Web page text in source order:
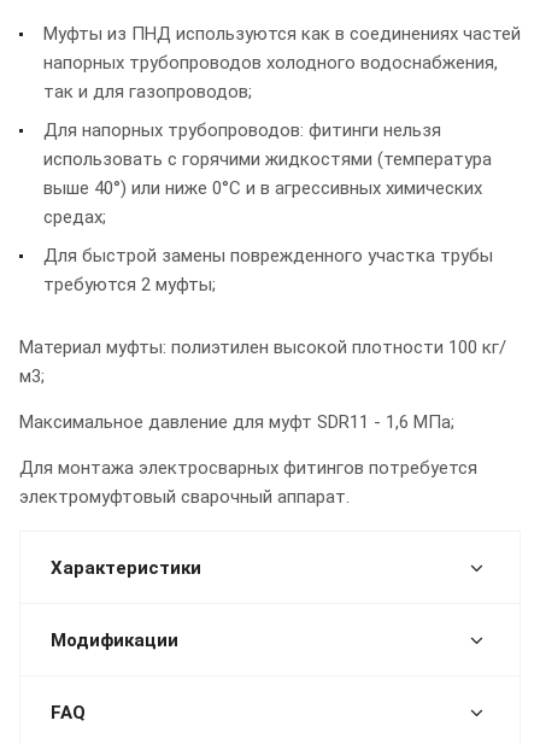
Муфты из ПНД используются как в соединениях частей
напорных трубопроводов холодного водоснабжения,
так и для газопроводов;
Для напорных трубопроводов: фитинги нельзя
использовать с горячими жидкостями (температура
выше 40°) или ниже 0°C и в агрессивных химических
средах;
Для быстрой замены поврежденного участка трубы
требуются 2 муфты;
Материал муфты: полиэтилен высокой плотности 100 кг/
м3;
Максимальное давление для муфт SDR11 - 1,6 МПа;
Для монтажа электросварных фитингов потребуется
электромуфтовый сварочный аппарат.
Характеристики
Модификации
FAQ